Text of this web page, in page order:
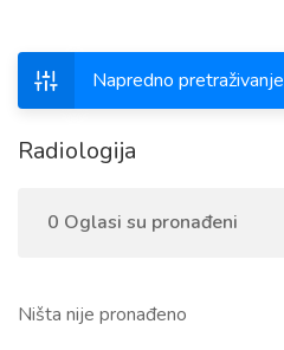
Napredno pretraživanje
Radiologija
0 Oglasi su pronađeni
Ništa nije pronađeno